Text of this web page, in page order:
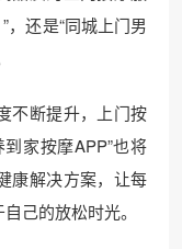
”，还是“同城上门男
不断提升，上门按
家按摩APP”也将
康解决方案，让每
己的放松时光。